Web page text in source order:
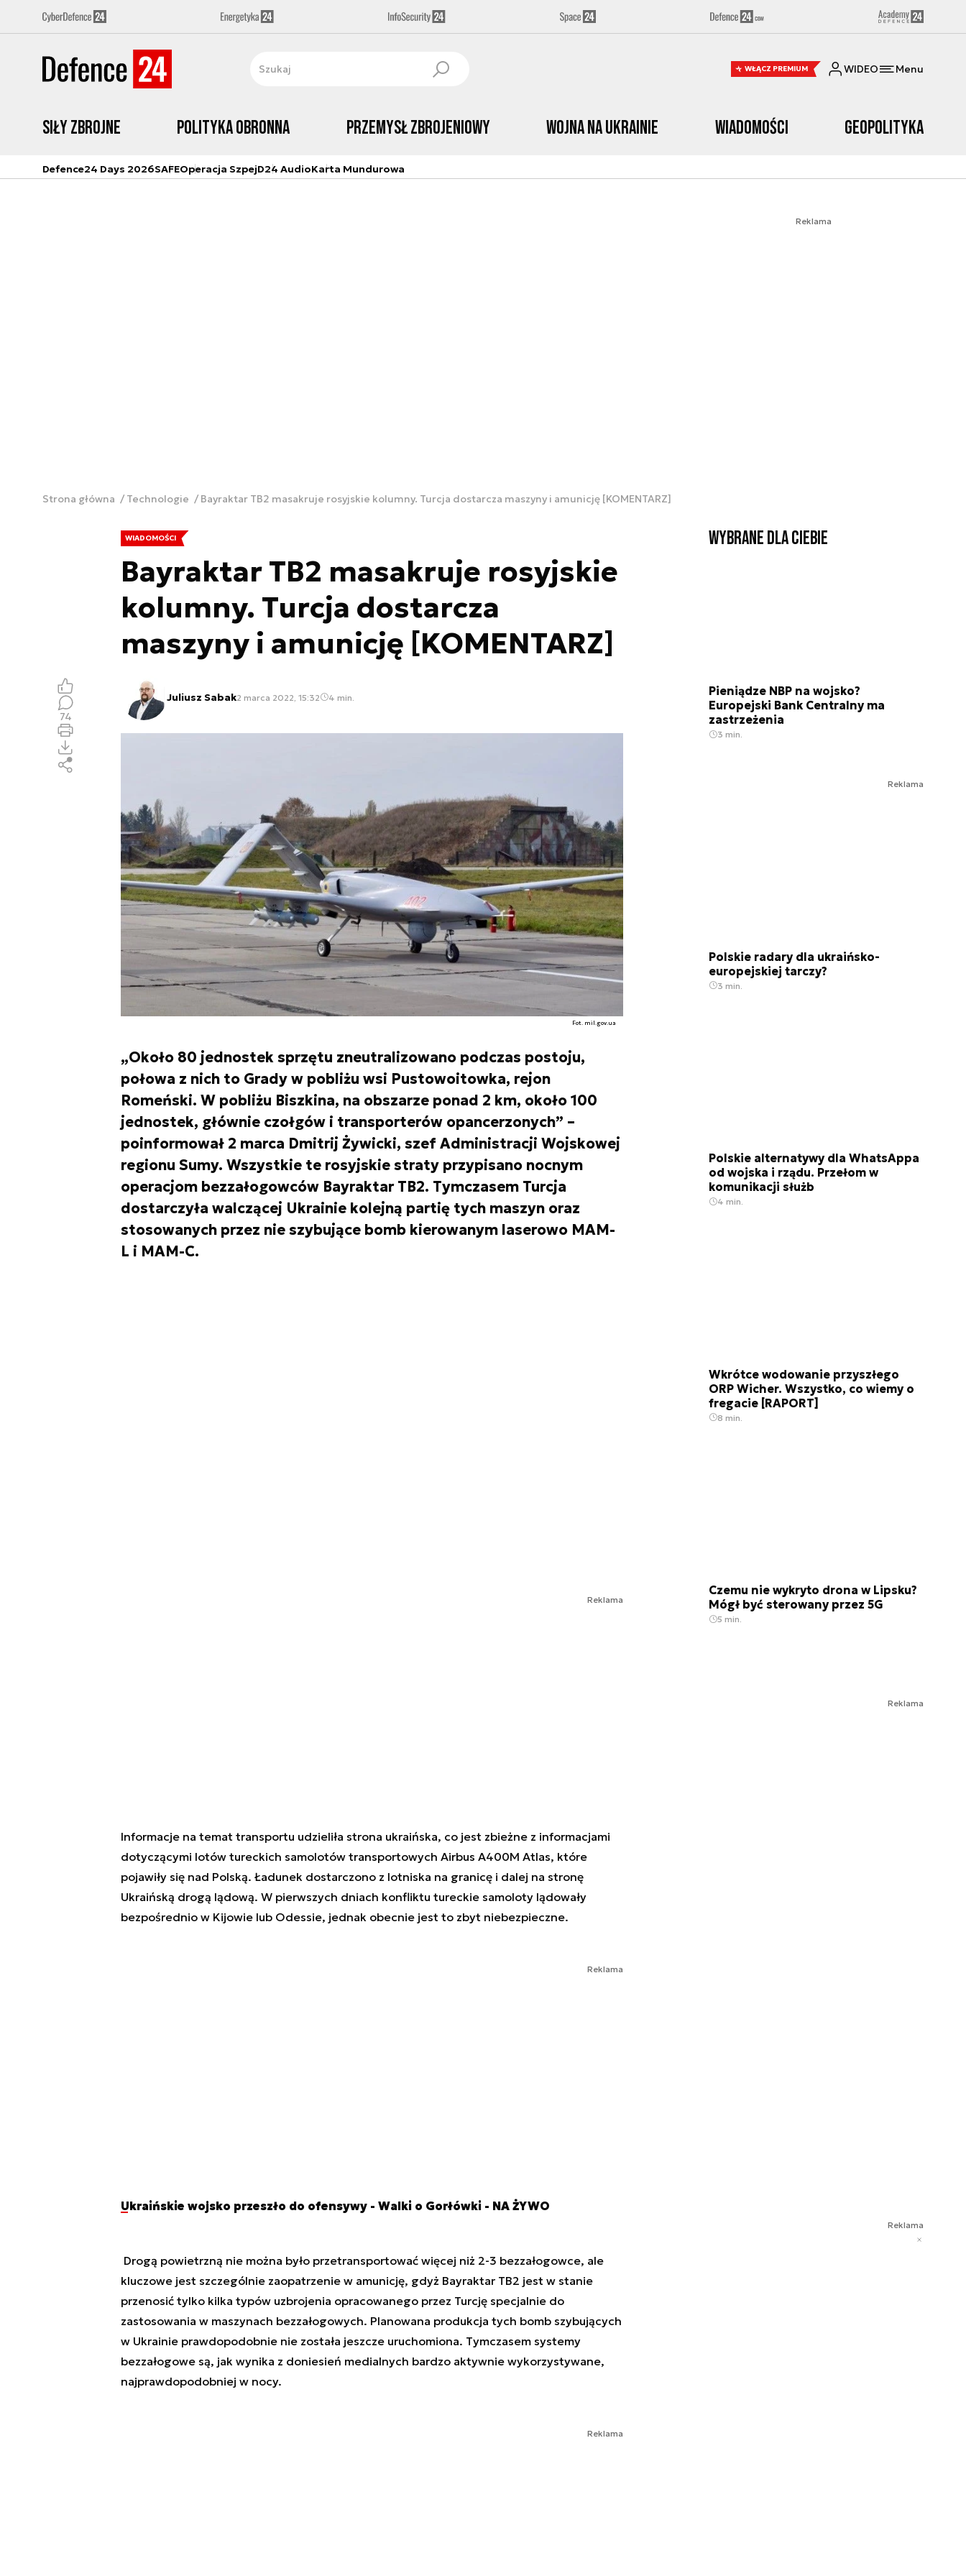
WŁĄCZ PREMIUM WIDEO Menu
Siły zbrojne Polityka obronna Przemysł Zbrojeniowy Wojna na Ukrainie Wiadomości Geopolityka
Defence24 Days 2026SAFEOperacja SzpejD24 AudioKarta Mundurowa
Reklama
Strona główna Technologie Bayraktar TB2 masakruje rosyjskie kolumny. Turcja dostarcza maszyny i amunicję [KOMENTARZ]
WIADOMOŚCI
Bayraktar TB2 masakruje rosyjskie
kolumny. Turcja dostarcza
maszyny i amunicję [KOMENTARZ]
Juliusz Sabak2 marca 2022, 15:32 4 min.
Fot. mil.gov.ua
„Około 80 jednostek sprzętu zneutralizowano podczas postoju,
połowa z nich to Grady w pobliżu wsi Pustowoitowka, rejon
Romeński. W pobliżu Biszkina, na obszarze ponad 2 km, około 100
jednostek, głównie czołgów i transporterów opancerzonych” –
poinformował 2 marca Dmitrij Żywicki, szef Administracji Wojskowej
regionu Sumy. Wszystkie te rosyjskie straty przypisano nocnym
operacjom bezzałogowców Bayraktar TB2. Tymczasem Turcja
dostarczyła walczącej Ukrainie kolejną partię tych maszyn oraz
stosowanych przez nie szybujące bomb kierowanym laserowo MAM-
L i MAM-C.
74
Reklama
Informacje na temat transportu udzieliła strona ukraińska, co jest zbieżne z informacjami
dotyczącymi lotów tureckich samolotów transportowych Airbus A400M Atlas, które
pojawiły się nad Polską. Ładunek dostarczono z lotniska na granicę i dalej na stronę
Ukraińską drogą lądową. W pierwszych dniach konfliktu tureckie samoloty lądowały
bezpośrednio w Kijowie lub Odessie, jednak obecnie jest to zbyt niebezpieczne.
Reklama
Ukraińskie wojsko przeszło do ofensywy - Walki o Gorłówki - NA ŻYWO
Drogą powietrzną nie można było przetransportować więcej niż 2-3 bezzałogowce, ale
kluczowe jest szczególnie zaopatrzenie w amunicję, gdyż Bayraktar TB2 jest w stanie
przenosić tylko kilka typów uzbrojenia opracowanego przez Turcję specjalnie do
zastosowania w maszynach bezzałogowych. Planowana produkcja tych bomb szybujących
w Ukrainie prawdopodobnie nie została jeszcze uruchomiona. Tymczasem systemy
bezzałogowe są, jak wynika z doniesień medialnych bardzo aktywnie wykorzystywane,
najprawdopodobniej w nocy.
Reklama
Wybrane dla Ciebie
Pieniądze NBP na wojsko?
Europejski Bank Centralny ma
zastrzeżenia
3 min.
Reklama
Polskie radary dla ukraińsko-
europejskiej tarczy?
3 min.
Polskie alternatywy dla WhatsAppa
od wojska i rządu. Przełom w
komunikacji służb
4 min.
Wkrótce wodowanie przyszłego
ORP Wicher. Wszystko, co wiemy o
fregacie [RAPORT]
8 min.
Czemu nie wykryto drona w Lipsku?
Mógł być sterowany przez 5G
5 min.
Reklama
Reklama